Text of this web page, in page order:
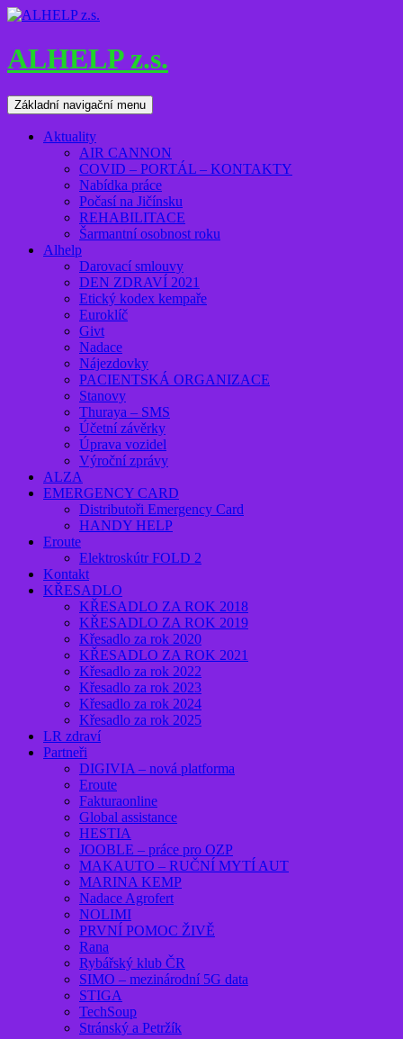
Přejít
obsahu
webu
ALHELP z.s.
Hledat
Základní navigační menu
Aktuality
AIR CANNON
COVID – PORTÁL – KONTAKTY
Nabídka práce
Počasí na Jičínsku
REHABILITACE
Šarmantní osobnost roku
Alhelp
Darovací smlouvy
DEN ZDRAVÍ 2021
Etický kodex kempaře
Euroklíč
Givt
Nadace
Nájezdovky
PACIENTSKÁ ORGANIZACE
Stanovy
Thuraya – SMS
Účetní závěrky
Úprava vozidel
Výroční zprávy
ALZA
EMERGENCY CARD
Distributoři Emergency Card
HANDY HELP
Eroute
Elektroskútr FOLD 2
Kontakt
KŘESADLO
KŘESADLO ZA ROK 2018
KŘESADLO ZA ROK 2019
Křesadlo za rok 2020
KŘESADLO ZA ROK 2021
Křesadlo za rok 2022
Křesadlo za rok 2023
Křesadlo za rok 2024
Křesadlo za rok 2025
LR zdraví
Partneři
DIGIVIA – nová platforma
Eroute
Fakturaonline
Global assistance
HESTIA
JOOBLE – práce pro OZP
MAKAUTO – RUČNÍ MYTÍ AUT
MARINA KEMP
Nadace Agrofert
NOLIMI
PRVNÍ POMOC ŽIVĚ
Rana
Rybářský klub ČR
SIMO – mezinárodní 5G data
STIGA
TechSoup
Stránský a Petržík